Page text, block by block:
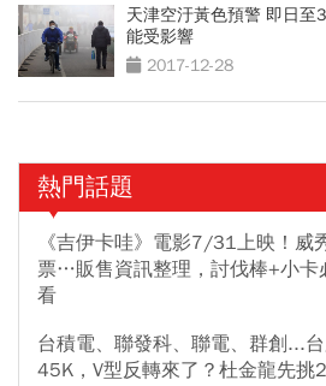
天津空汙黃色預警 即日至
能受影響
2017-12-28
熱門話題
《吉伊卡哇》電影7/31上映！威
票…販售資訊整理，討伐棒+小卡
看
台積電、聯發科、聯電、群創...
45K，V型反轉來了？杜金龍先挑2